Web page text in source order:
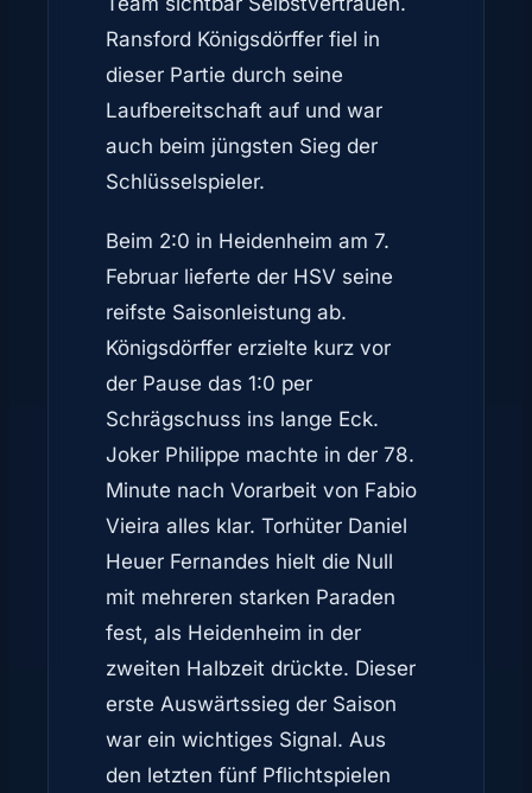
Ransford Königsdörffer fiel in
dieser Partie durch seine
Laufbereitschaft auf und war
auch beim jüngsten Sieg der
Schlüsselspieler.
Beim 2:0 in Heidenheim am 7.
Februar lieferte der HSV seine
reifste Saisonleistung ab.
Königsdörffer erzielte kurz vor
der Pause das 1:0 per
Schrägschuss ins lange Eck.
Joker Philippe machte in der 78.
Minute nach Vorarbeit von Fabio
Vieira alles klar. Torhüter Daniel
Heuer Fernandes hielt die Null
mit mehreren starken Paraden
fest, als Heidenheim in der
zweiten Halbzeit drückte. Dieser
erste Auswärtssieg der Saison
war ein wichtiges Signal. Aus
den letzten fünf Pflichtspielen